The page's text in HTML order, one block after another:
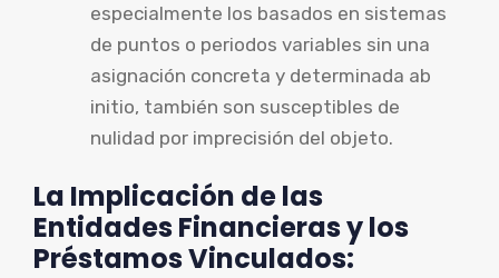
especialmente los basados en sistemas
de puntos o periodos variables sin una
asignación concreta y determinada ab
initio, también son susceptibles de
nulidad por imprecisión del objeto.
La Implicación de las
Entidades Financieras y los
Préstamos Vinculados: